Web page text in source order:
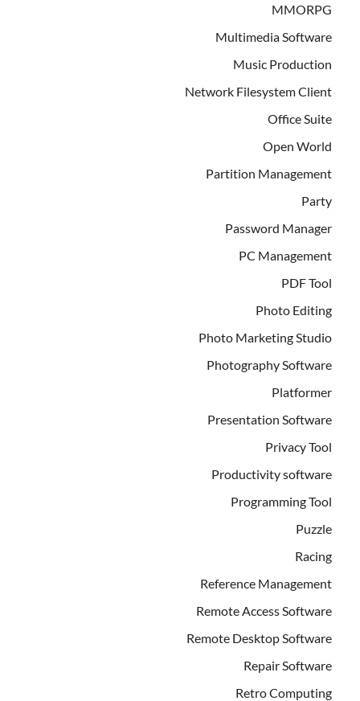
MMORPG
Multimedia Software
Music Production
Network Filesystem Client
Office Suite
Open World
Partition Management
Party
Password Manager
PC Management
PDF Tool
Photo Editing
Photo Marketing Studio
Photography Software
Platformer
Presentation Software
Privacy Tool
Productivity software
Programming Tool
Puzzle
Racing
Reference Management
Remote Access Software
Remote Desktop Software
Repair Software
Retro Computing